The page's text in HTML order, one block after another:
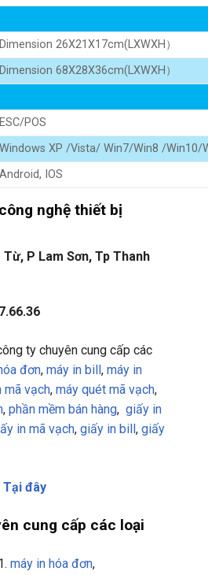
Dimension 26X21X17cm(LXWXH）
Dimension 68X28X36cm(LXWXH）
ESC/POS
Windows XP /Vista/ Win7/Win8 /Win10/
Android, IOS
nghệ thiết bị
P Lam Sơn, Tp Thanh
ty chuyên cung cấp các
đơn, máy in bill , máy in
mã vạch, máy quét mã vạch,
, phần mềm bán hàng, giấy in
in mã vạch, giấy in bill , giấy
Tại đây
cung cấp các loại
máy in hóa đơn,